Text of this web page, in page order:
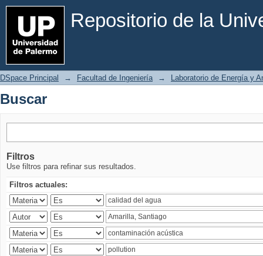
Repositorio de la
Buscar
DSpace Principal → Facultad de Ingeniería → Laboratorio de Energía y
Buscar
Filtros
Use filtros para refinar sus resultados.
Filtros actuales: